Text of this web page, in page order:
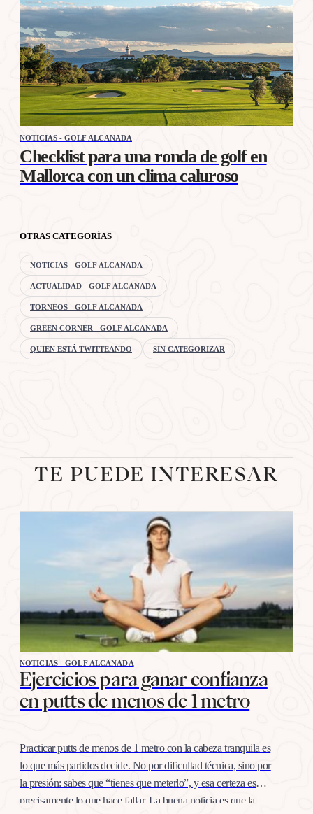
NOTICIAS - GOLF ALCANADA
Checklist para una ronda de golf en
Mallorca con un clima caluroso
OTRAS CATEGORÍAS
NOTICIAS - GOLF ALCANADA
ACTUALIDAD - GOLF ALCANADA
TORNEOS - GOLF ALCANADA
GREEN CORNER - GOLF ALCANADA
QUIEN ESTÁ TWITTEANDO SIN CATEGORIZAR
TE PUEDE INTERESAR
NOTICIAS - GOLF ALCANADA
Ejercicios para ganar confianza
en putts de menos de 1 metro
Practicar putts de menos de 1 metro con la cabeza tranquila es
lo que más partidos decide. No por dificultad técnica, sino por
la presión: sabes que “tienes que meterlo”, y esa certeza es
precisamente lo que hace fallar. La buena noticia es que la